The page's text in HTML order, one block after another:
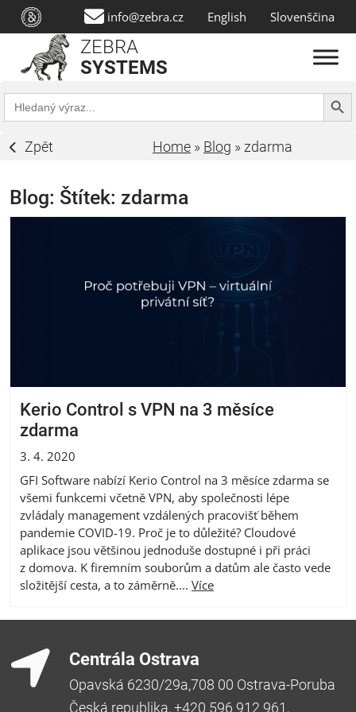
info@zebra.cz English Slovenščina
ZEBRA
SYSTEMS
Search
for:
Search
Zpět Home » Blog »zdarma
Blog: Štítek: zdarma
Kerio Control s VPN na 3 měsíce
zdarma
3. 4. 2020
GFI Software nabízí Kerio Control na 3 měsíce zdarma se
všemi funkcemi včetně VPN, aby společnosti lépe
zvládaly management vzdálených pracovišť během
pandemie COVID-19. Proč je to důležité? Cloudové
aplikace jsou většinou jednoduše dostupné i při práci
z domova. K firemním souborům a datům ale často vede
složitější cesta, a to záměrně.... Více
Centrála Ostrava
Opavská 6230/29a,708 00 Ostrava-Poruba
Česká republika, +420 596 912 961,